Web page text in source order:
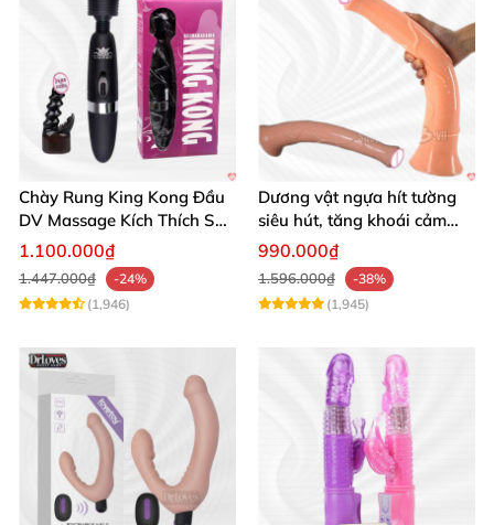
Chày Rung King Kong Đầu
DV Massage Kích Thích Sâu
Mạnh Mẽ
1.100.000₫
1.447.000₫
-24%
(1,946)
Dương vật ngựa hít tường
siêu hút, tăng khoái cảm
tận hưởng
990.000₫
1.596.000₫
-38%
(1,945)